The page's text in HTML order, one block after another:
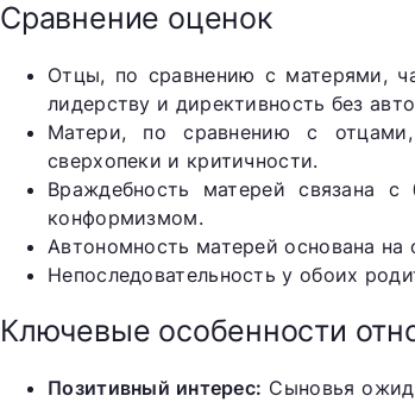
Сравнение оценок
Отцы, по сравнению с матерями,
лидерству и директивность без
Матери, по сравнению с
сверхопеки и критичности.
Враждебность матерей связана
конформизмом.
Автономность матерей основана на
Непоследовательность у обоих
Ключевые особенности
Позитивный интерес: Сыновья